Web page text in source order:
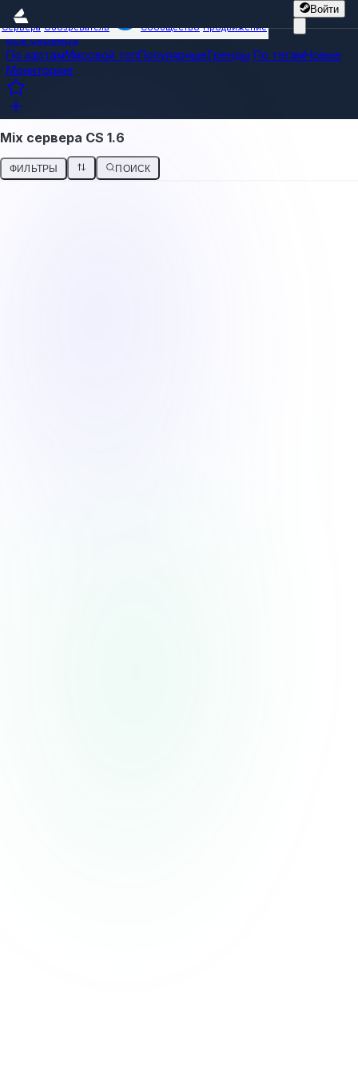
Войти
Сервера Обозреватель Сообщество Продвижение
Все сервера
По картамМировой топПопулярныеТренды По тегамНовые
Мониторинг
Mix сервера CS 1.6
ФИЛЬТРЫ ПОИСК